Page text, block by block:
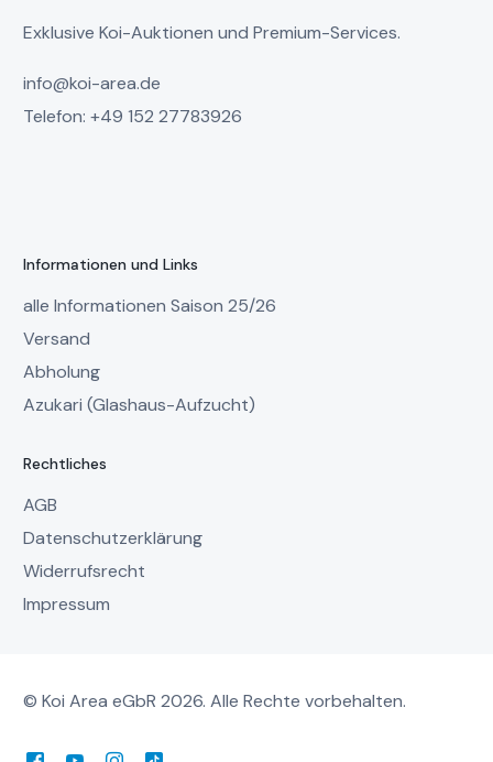
Exklusive Koi-Auktionen und Premium-Services.
info@koi-area.de
Telefon: +49 152 27783926
Informationen und Links
alle Informationen Saison 25/26
Versand
Abholung
Azukari (Glashaus-Aufzucht)
Rechtliches
AGB
Datenschutzerklärung
Widerrufsrecht
Impressum
© Koi Area eGbR 2026. Alle Rechte vorbehalten.